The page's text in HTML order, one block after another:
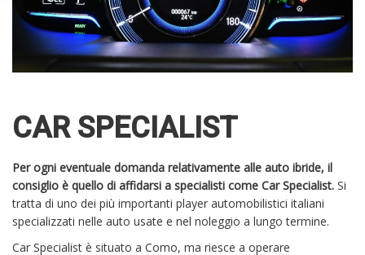
CAR SPECIALIST
Per ogni eventuale domanda relativamente alle auto ibride, il
consiglio è quello di affidarsi a specialisti come Car Specialist. Si
tratta di uno dei più importanti player automobilistici italiani
specializzati nelle auto usate e nel noleggio a lungo termine.
Car Specialist è situato a Como, ma riesce a operare